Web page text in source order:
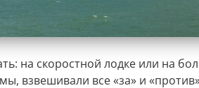
на скоростной лодке или на
взвешивали все «за» и